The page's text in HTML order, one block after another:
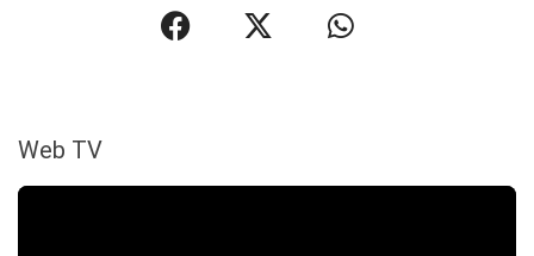
Web TV